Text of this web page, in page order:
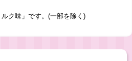
ク味」です。(一部を除く)